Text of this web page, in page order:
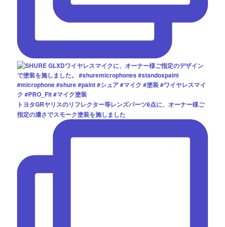
トヨタGRヤリスのリフレクター等レンズパーツ6点に、オーナー様ご
指定の濃さでスモーク塗装を施しました